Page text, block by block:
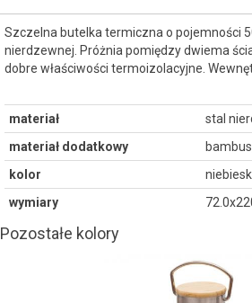
Szczelna butelka termiczna o pojemności
nierdzewnej. Próżnia pomiędzy dwiema
dobre właściwości termoizolacyjne.
materiał
stal
materiał dodatkowy
kolor
wymiary
Pozostałe kolory